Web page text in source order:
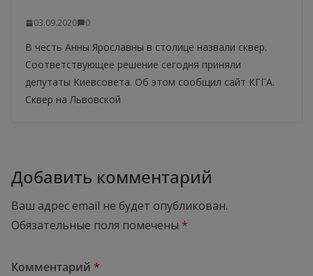
03.09.2020 0
В честь Анны Ярославны в столице назвали сквер.
Соответствующее решение сегодня приняли
депутаты Киевсовета. Об этом сообщил сайт КГГА.
Сквер на Львовской
Добавить комментарий
Ваш адрес email не будет опубликован.
Обязательные поля помечены *
Комментарий *